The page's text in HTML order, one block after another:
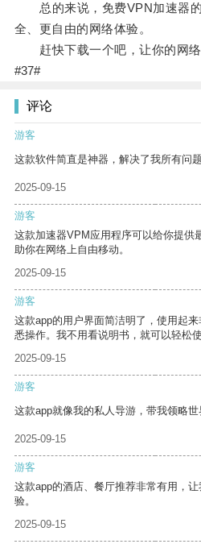
总的来说，免费VPN加速器的
全、更自由的网络体验。
赶快下载一个吧，让你的网络
#37#
评论
游客
这款软件简直是神器，解决了我所有问题
2025-09-15
游客
这款加速器VPM应用程序可以给你提供
助你在网络上自由移动。
2025-09-15
游客
这款app的用户界面简洁明了，使用起
悉操作。我不用看说明书，就可以轻松使
2025-09-15
游客
这款app就像我的私人导游，带我领略世
2025-09-15
游客
这款app的酒店、餐厅推荐非常有用，
验。
2025-09-15